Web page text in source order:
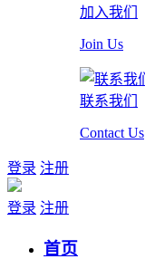
加入我们
Join Us
联系我们
Contact Us
登录 注册
登录 注册
首页